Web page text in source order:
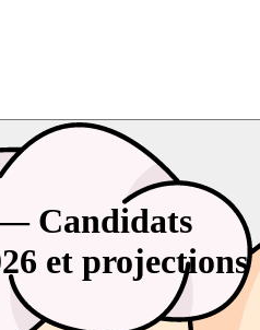
Candidats
et projections